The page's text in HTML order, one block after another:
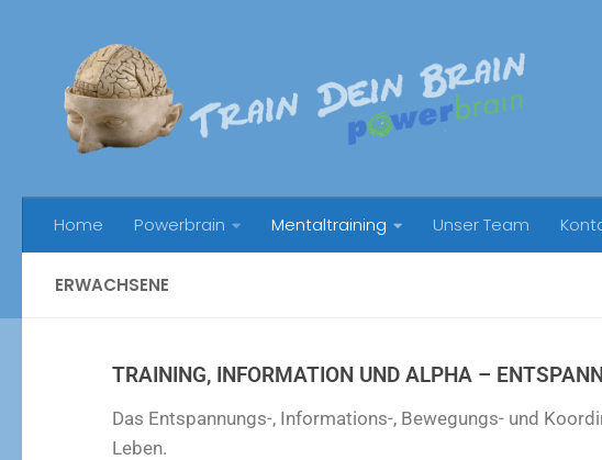
Home Powerbrain Mentaltraining Unser Team
ERWACHSENE
TRAINING, INFORMATION UND ALPHA –
Das Entspannungs-, Informations-, Bewegungs- und
Leben.